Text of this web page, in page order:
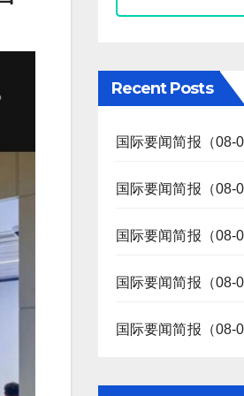
Recent Posts
国际要闻简报（08-
国际要闻简报（08-
国际要闻简报（08-
国际要闻简报（08-
国际要闻简报（08-